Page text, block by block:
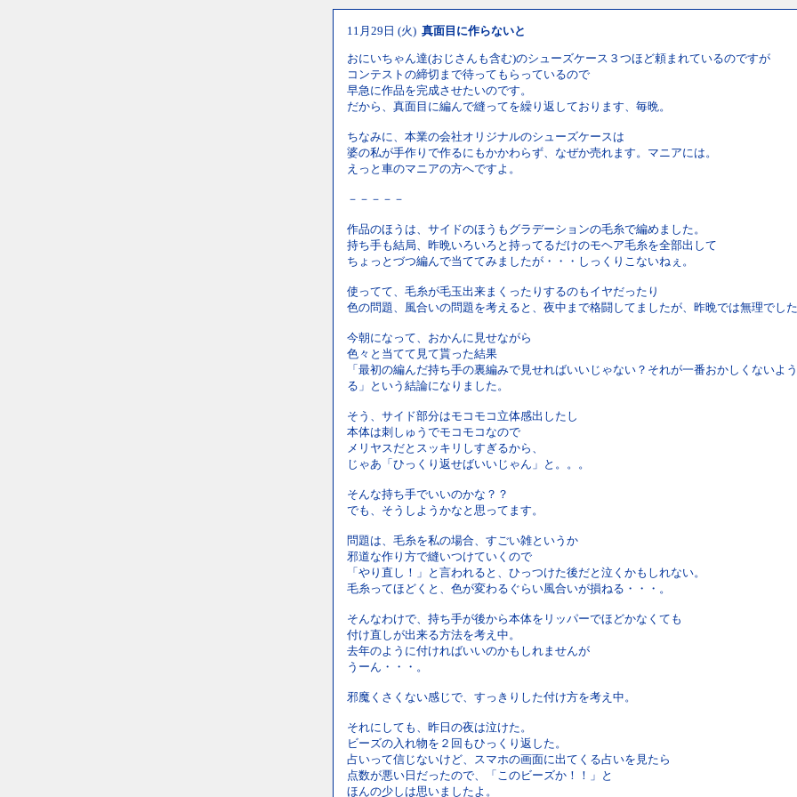
11月29日 (火) 真面目に作らないと
おにいちゃん達(おじさんも含む)のシューズケース３つほど頼まれているのですが
コンテストの締切まで待ってもらっているので
早急に作品を完成させたいのです。
だから、真面目に編んで縫ってを繰り返しております、毎晩。
ちなみに、本業の会社オリジナルのシューズケースは
婆の私が手作りで作るにもかかわらず、なぜか売れます。マニアには。
えっと車のマニアの方へですよ。
－－－－－
作品のほうは、サイドのほうもグラデーションの毛糸で編めました。
持ち手も結局、昨晩いろいろと持ってるだけのモヘア毛糸を全部出して
ちょっとづつ編んで当ててみましたが・・・しっくりこないねぇ。
使ってて、毛糸が毛玉出来まくったりするのもイヤだったり
色の問題、風合いの問題を考えると、夜中まで格闘してましたが、昨晩では無理でした
今朝になって、おかんに見せながら
色々と当てて見て貰った結果
「最初の編んだ持ち手の裏編みで見せればいいじゃない？それが一番おかしくないよ
る」という結論になりました。
そう、サイド部分はモコモコ立体感出したし
本体は刺しゅうでモコモコなので
メリヤスだとスッキリしすぎるから、
じゃあ「ひっくり返せばいいじゃん」と。。。
そんな持ち手でいいのかな？？
でも、そうしようかなと思ってます。
問題は、毛糸を私の場合、すごい雑というか
邪道な作り方で縫いつけていくので
「やり直し！」と言われると、ひっつけた後だと泣くかもしれない。
毛糸ってほどくと、色が変わるぐらい風合いが損ねる・・・。
そんなわけで、持ち手が後から本体をリッパーでほどかなくても
付け直しが出来る方法を考え中。
去年のように付ければいいのかもしれませんが
うーん・・・。
邪魔くさくない感じで、すっきりした付け方を考え中。
それにしても、昨日の夜は泣けた。
ビーズの入れ物を２回もひっくり返した。
占いって信じないけど、スマホの画面に出てくる占いを見たら
点数が悪い日だったので、「このビーズか！！」と
ほんの少しは思いましたよ。